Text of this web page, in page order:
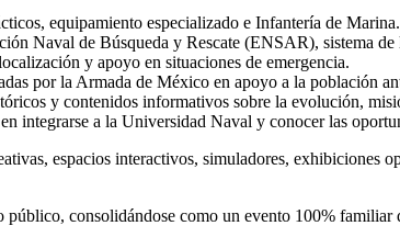
equipamiento especializado e Infantería de Marina.
Naval de Búsqueda y Rescate (ENSAR), sistema
y apoyo en situaciones de emergencia.
por la Armada de México en apoyo a la población
y contenidos informativos sobre la evolución,
integrarse a la Universidad Naval y conocer las
espacios interactivos, simuladores, exhibiciones
público, consolidándose como un evento 100%